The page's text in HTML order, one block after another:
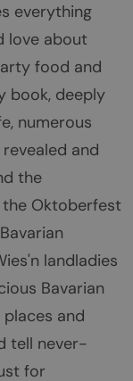
everything
love about
food and
book, deeply
numerous
and
the
Oktoberfest
landladies
Bavarian
and
tell never-
for